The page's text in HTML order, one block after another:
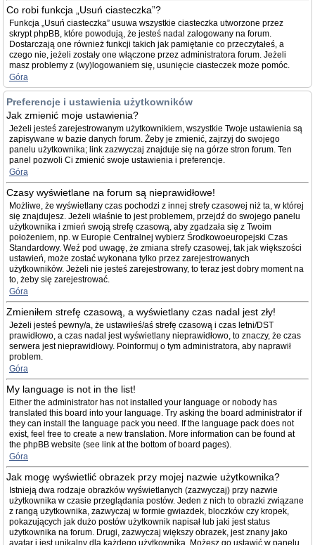
Co robi funkcja „Usuń ciasteczka”?
Funkcja „Usuń ciasteczka” usuwa wszystkie ciasteczka utworzone przez
skrypt phpBB, które powodują, że jesteś nadal zalogowany na forum.
Dostarczają one również funkcji takich jak pamiętanie co przeczytałeś, a
czego nie, jeżeli zostały one włączone przez administratora forum. Jeżeli
masz problemy z (wy)logowaniem się, usunięcie ciasteczek może pomóc.
Góra
Preferencje i ustawienia użytkowników
Jak zmienić moje ustawienia?
Jeżeli jesteś zarejestrowanym użytkownikiem, wszystkie Twoje ustawienia są
zapisywane w bazie danych forum. Żeby je zmienić, zajrzyj do swojego
panelu użytkownika; link zazwyczaj znajduje się na górze stron forum. Ten
panel pozwoli Ci zmienić swoje ustawienia i preferencje.
Góra
Czasy wyświetlane na forum są nieprawidłowe!
Możliwe, że wyświetlany czas pochodzi z innej strefy czasowej niż ta, w której
się znajdujesz. Jeżeli właśnie to jest problemem, przejdź do swojego panelu
użytkownika i zmień swoją strefę czasową, aby zgadzała się z Twoim
położeniem, np. w Europie Centralnej wybierz Środkowoeuropejski Czas
Standardowy. Weź pod uwagę, że zmiana strefy czasowej, tak jak większości
ustawień, może zostać wykonana tylko przez zarejestrowanych
użytkowników. Jeżeli nie jesteś zarejestrowany, to teraz jest dobry moment na
to, żeby się zarejestrować.
Góra
Zmieniłem strefę czasową, a wyświetlany czas nadal jest zły!
Jeżeli jesteś pewny/a, że ustawiłeś/aś strefę czasową i czas letni/DST
prawidłowo, a czas nadal jest wyświetlany nieprawidłowo, to znaczy, że czas
serwera jest nieprawidłowy. Poinformuj o tym administratora, aby naprawił
problem.
Góra
My language is not in the list!
Either the administrator has not installed your language or nobody has
translated this board into your language. Try asking the board administrator if
they can install the language pack you need. If the language pack does not
exist, feel free to create a new translation. More information can be found at
the phpBB website (see link at the bottom of board pages).
Góra
Jak mogę wyświetlić obrazek przy mojej nazwie użytkownika?
Istnieją dwa rodzaje obrazków wyświetlanych (zazwyczaj) przy nazwie
użytkownika w czasie przeglądania postów. Jeden z nich to obrazki związane
z rangą użytkownika, zazwyczaj w formie gwiazdek, bloczków czy kropek,
pokazujących jak dużo postów użytkownik napisał lub jaki jest status
użytkownika na forum. Drugi, zazwyczaj większy obrazek, jest znany jako
avatar i jest unikalny dla każdego użytkownika. Możesz go ustawić w panelu